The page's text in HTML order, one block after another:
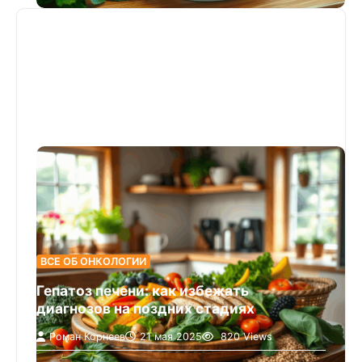
ВСЕ ОБ ОНКОЛОГИИ
Гепатоз печени: как избежать
диагнозов на поздних стадиях
Роман Корнеев 21 мая 2025 820 Views
Гепатоз печени остается одной из тех